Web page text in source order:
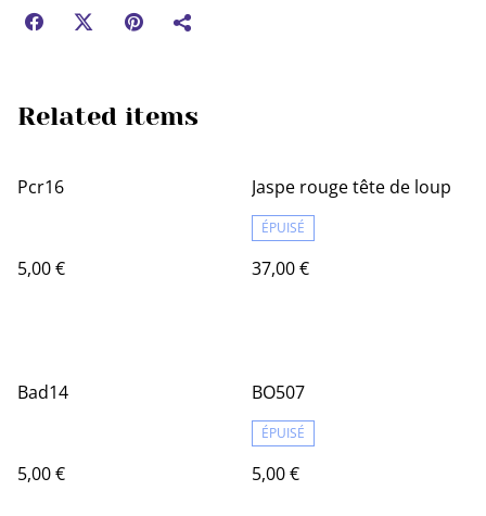
Related items
Pcr16
5,00 €
Jaspe rouge tête de loup
ÉPUISÉ
37,00 €
Bad14
5,00 €
BO507
ÉPUISÉ
5,00 €